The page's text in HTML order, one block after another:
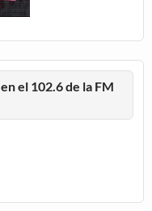
el 102.6 de la FM